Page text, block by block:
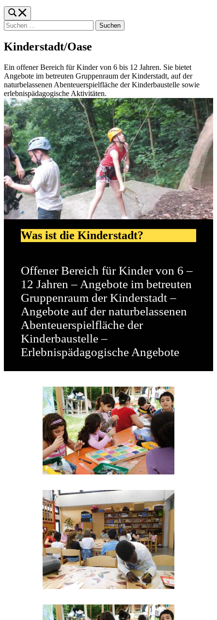
search
form
modal
Suchen
nach:
Kinderstadt/Oase
Ein offener Bereich für Kinder von 6 bis 12 Jahren. Sie bietet
Angebote im betreuten Gruppenraum der Kinderstadt, auf der
naturbelassenen Abenteuerspielfläche der Kinderbaustelle sowie
erlebnispädagogische Aktivitäten.
Was ist die Kinderstadt?
Offener Bereich für Kinder von 6 –
12 Jahren – Angebote im betreuten
Gruppenraum der Kinderstadt –
Angebote auf der naturbelassenen
Abenteuerspielfläche der
Kinderbaustelle –
Erlebnispädagogische Angebote